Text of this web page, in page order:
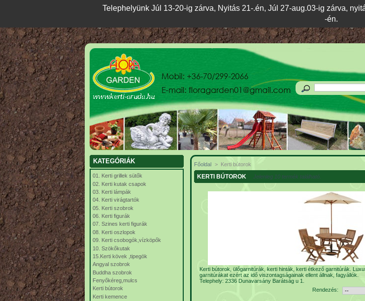
Telephelyünk Júl 13-20-ig zárva, Nyitás 21-.én, Júl 27-aug.03-ig zárva,
-én.
KATEGÓRIÁK
01. Kerti grillek sütők
02. Kerti kutak csapok
03. Kerti lámpák
04. Kerti virágtartók
05. Kerti szobrok
06. Kerti figurák
07. Szines kerti figurák
08. Kerti oszlopok
09. Kerti csobogók,vízköpők
10. Szökőkutak
15.Kerti kövek ,tipegök
Angyal szobrok
Buddha szobrok
Fenyőkéreg,mulcs
Kerti bútorok
Kerti kemence
Főoldal > Kerti bútorok
KERTI BÚTOROK Jelenleg 10 termék található.
Kerti bútorok, ülőgarnitúrák, kerti hinták, kerti étkező garnitúrák.
garnitúrákat ezért az idő viszontagságainak ellent állnak, fagyállók.
Telephely: 2336 Dunavarsány Barátság u 1.
Rendezés: